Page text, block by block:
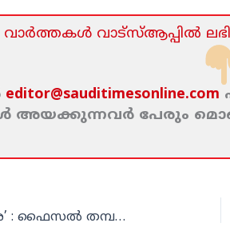
വാര്‍ത്തകള്‍ വാട്‌സ്‌ആപ്പില്‍
editor@sauditimesonline.com
അയക്കുന്നവര്‍ പേരും
മലപ്പുറം കൂട്ടായ്മ ‘മിഅ’ : ഫൈസല്‍ തമ്പലക്കോട് നയിക്കും